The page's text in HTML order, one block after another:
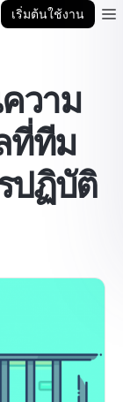
เริ่มต้นใช้งาน
วาม
ที่ทีม
ปฏิบัติ